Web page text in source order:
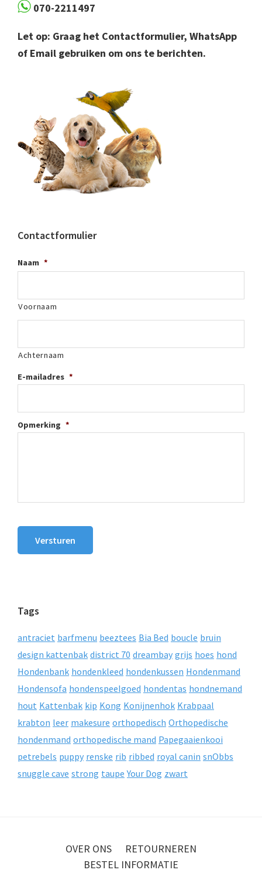
070-2211497
Let op: Graag het Contactformulier, WhatsApp
of Email gebruiken om ons te berichten.
Contactformulier
Naam *
Voornaam
Achternaam
E-mailadres *
Opmerking *
Versturen
Tags
antraciet barfmenu beeztees Bia Bed boucle bruin
design kattenbak district 70 dreambay grijs hoes hond
Hondenbank hondenkleed hondenkussen Hondenmand
Hondensofa hondenspeelgoed hondentas hondnemand
hout Kattenbak kip Kong Konijnenhok Krabpaal
krabton leer makesure orthopedisch Orthopedische
hondenmand orthopedische mand Papegaaienkooi
petrebels puppy renske rib ribbed royal canin snObbs
snuggle cave strong taupe Your Dog zwart
OVER ONS
RETOURNEREN
BESTEL INFORMATIE